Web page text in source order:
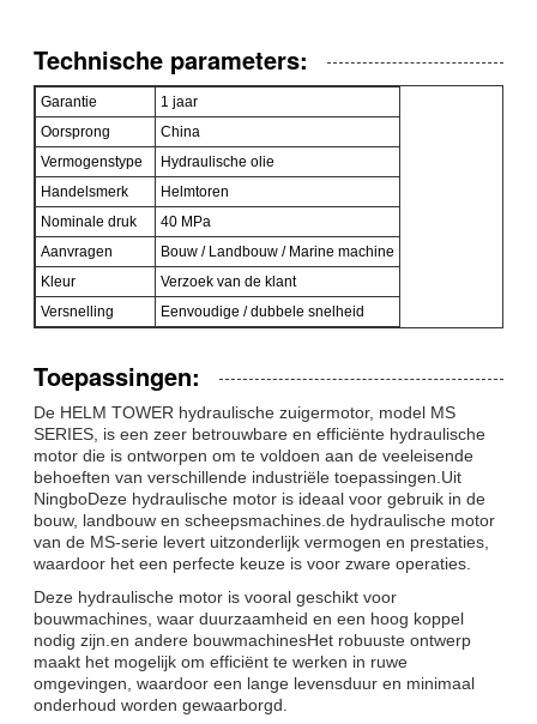
Technische parameters:
Garantie
1 jaar
Oorsprong
China
Vermogenstype
Hydraulische olie
Handelsmerk
Helmtoren
Nominale druk
40 MPa
Aanvragen
Bouw / Landbouw / Marine machine
Kleur
Verzoek van de klant
Versnelling
Eenvoudige / dubbele snelheid
Toepassingen:
De HELM TOWER hydraulische zuigermotor, model MS
SERIES, is een zeer betrouwbare en efficiënte hydraulische
motor die is ontworpen om te voldoen aan de veeleisende
behoeften van verschillende industriële toepassingen.Uit
NingboDeze hydraulische motor is ideaal voor gebruik in de
bouw, landbouw en scheepsmachines.de hydraulische motor
van de MS-serie levert uitzonderlijk vermogen en prestaties,
waardoor het een perfecte keuze is voor zware operaties.
Deze hydraulische motor is vooral geschikt voor
bouwmachines, waar duurzaamheid en een hoog koppel
nodig zijn.en andere bouwmachinesHet robuuste ontwerp
maakt het mogelijk om efficiënt te werken in ruwe
omgevingen, waardoor een lange levensduur en minimaal
onderhoud worden gewaarborgd.